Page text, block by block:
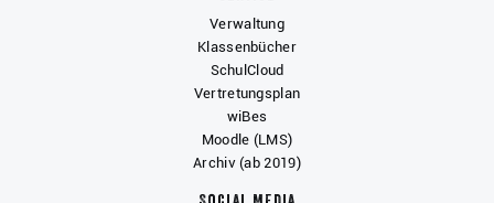
Verwaltung
Klassenbücher
SchulCloud
Vertretungsplan
wiBes
Moodle (LMS)
Archiv (ab 2019)